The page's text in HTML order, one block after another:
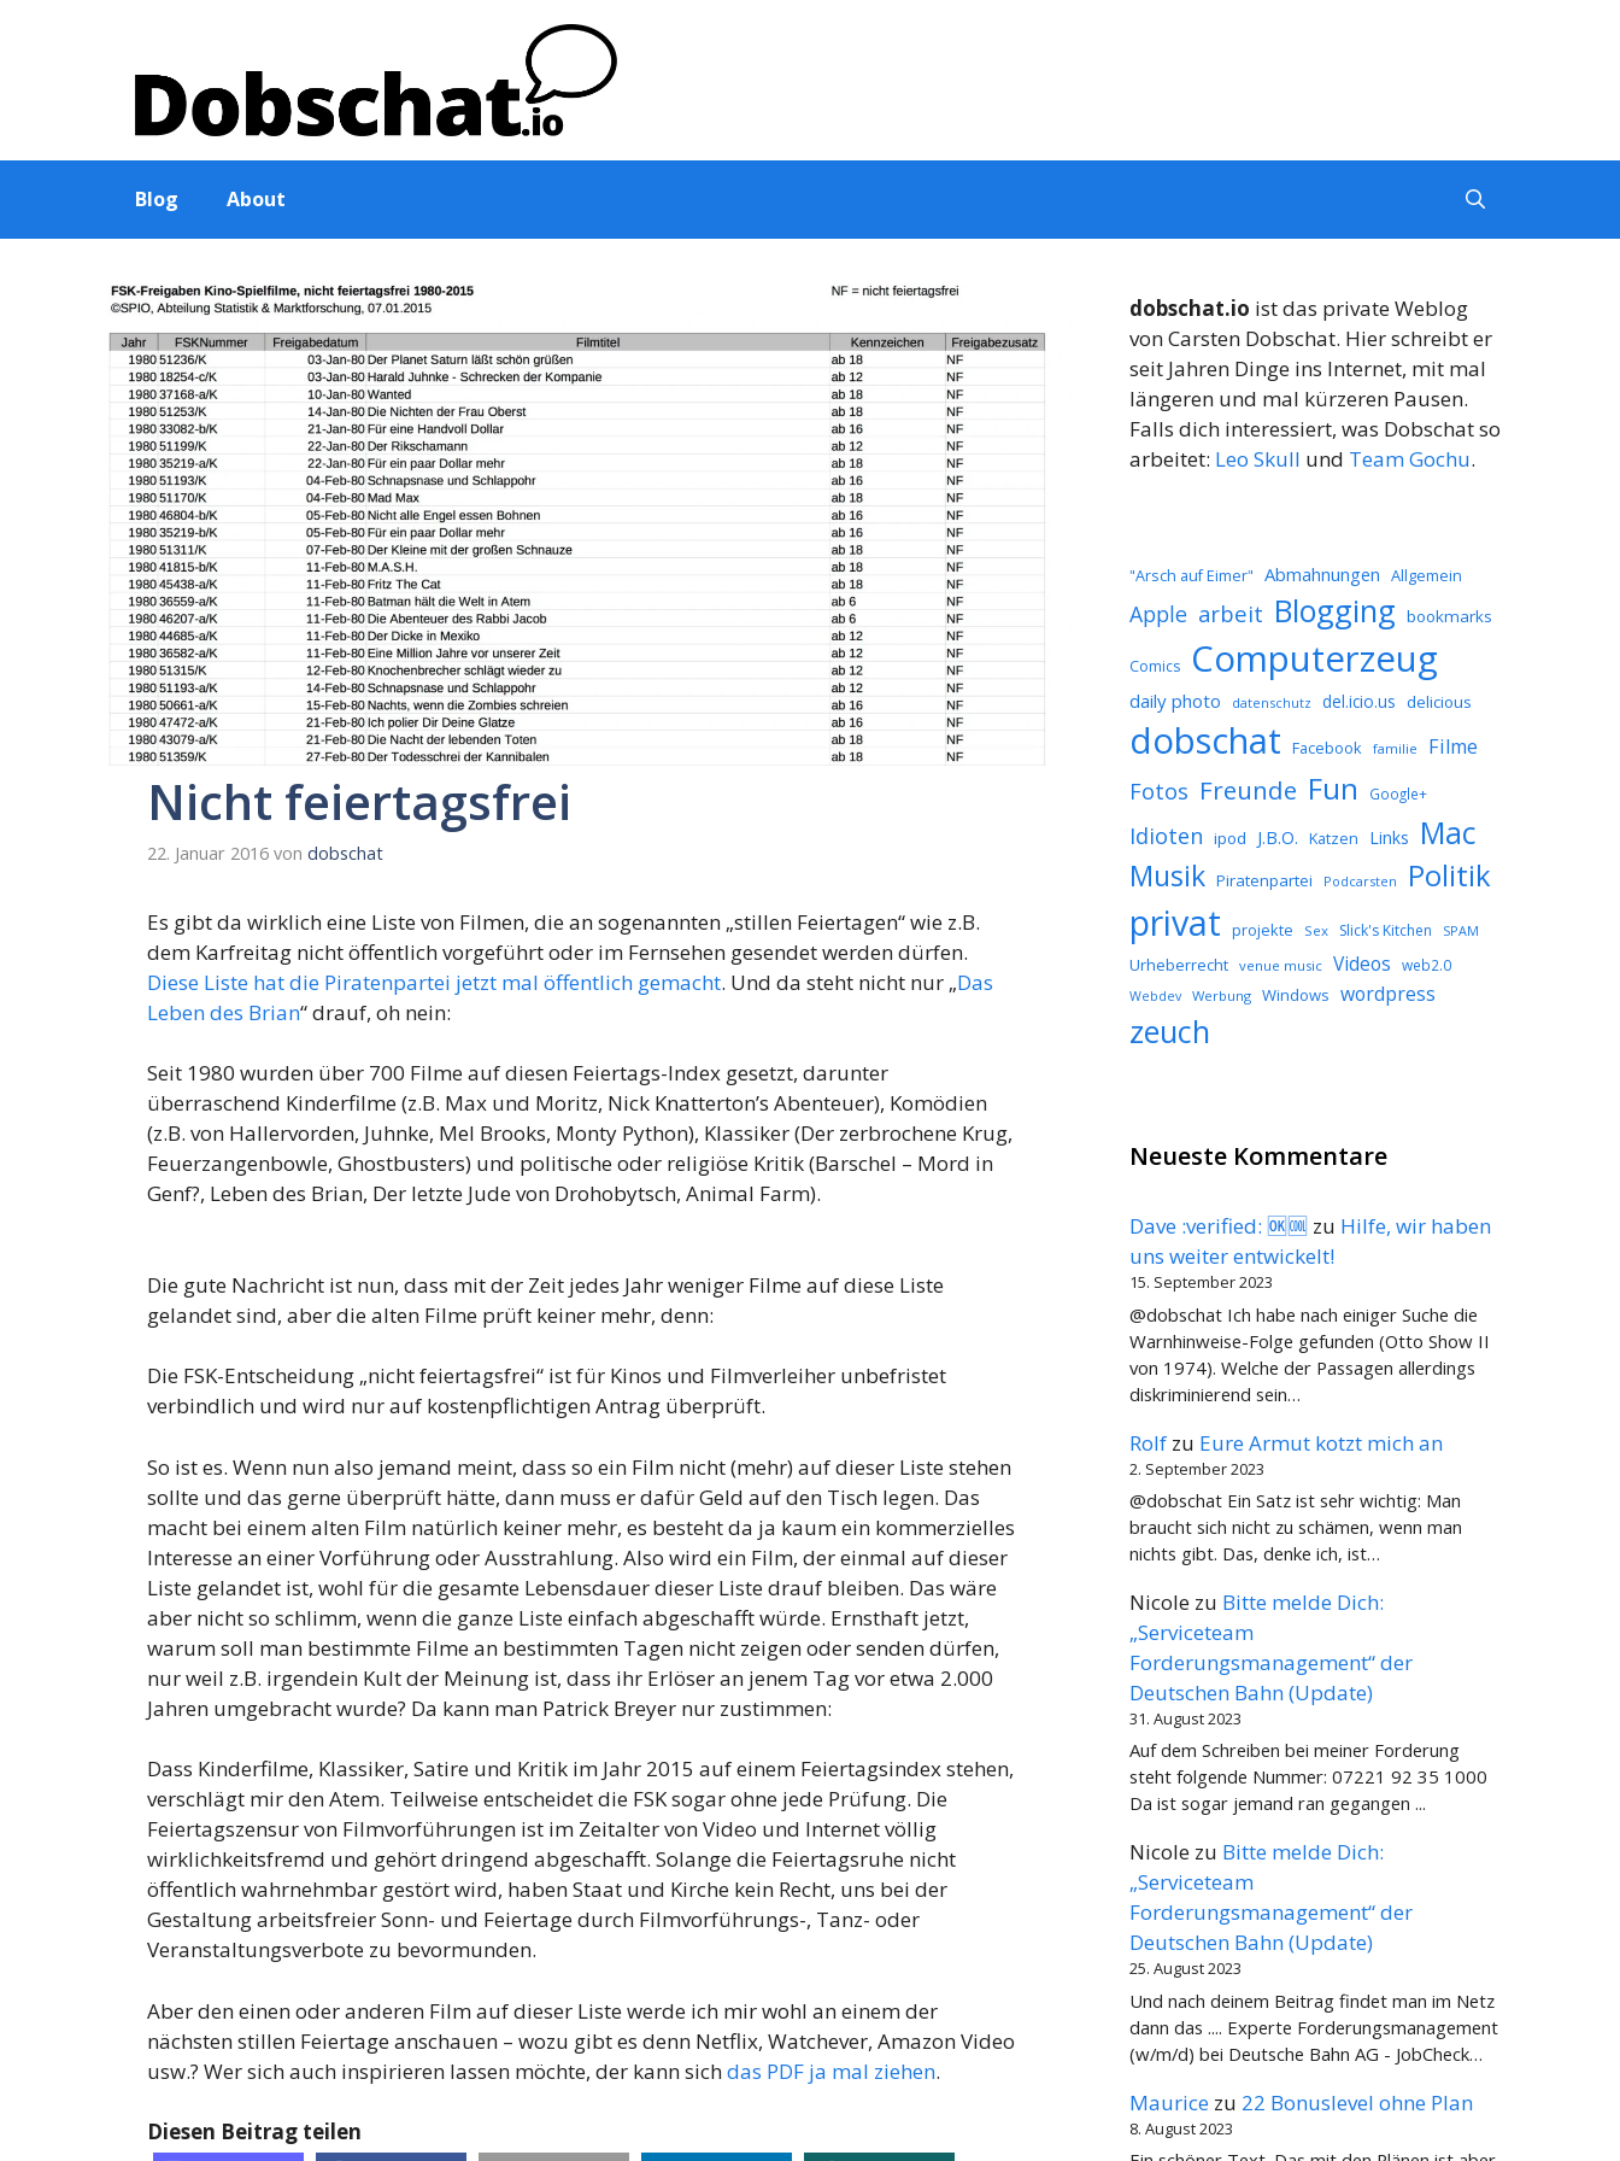
Blog About
Nicht feiertagsfrei
22. Januar 2016 von dobschat
Es gibt da wirklich eine Liste von Filmen, die an sogenannten „stillen Feiertagen“ wie z.B.
dem Karfreitag nicht öffentlich vorgeführt oder im Fernsehen gesendet werden dürfen.
Diese Liste hat die Piratenpartei jetzt mal öffentlich gemacht. Und da steht nicht nur „Das
Leben des Brian“ drauf, oh nein:
Seit 1980 wurden über 700 Filme auf diesen Feiertags-Index gesetzt, darunter
überraschend Kinderfilme (z.B. Max und Moritz, Nick Knatterton’s Abenteuer), Komödien
(z.B. von Hallervorden, Juhnke, Mel Brooks, Monty Python), Klassiker (Der zerbrochene Krug,
Feuerzangenbowle, Ghostbusters) und politische oder religiöse Kritik (Barschel – Mord in
Genf?, Leben des Brian, Der letzte Jude von Drohobytsch, Animal Farm).
Die gute Nachricht ist nun, dass mit der Zeit jedes Jahr weniger Filme auf diese Liste
gelandet sind, aber die alten Filme prüft keiner mehr, denn:
Die FSK-Entscheidung „nicht feiertagsfrei“ ist für Kinos und Filmverleiher unbefristet
verbindlich und wird nur auf kostenpflichtigen Antrag überprüft.
So ist es. Wenn nun also jemand meint, dass so ein Film nicht (mehr) auf dieser Liste stehen
sollte und das gerne überprüft hätte, dann muss er dafür Geld auf den Tisch legen. Das
macht bei einem alten Film natürlich keiner mehr, es besteht da ja kaum ein kommerzielles
Interesse an einer Vorführung oder Ausstrahlung. Also wird ein Film, der einmal auf dieser
Liste gelandet ist, wohl für die gesamte Lebensdauer dieser Liste drauf bleiben. Das wäre
aber nicht so schlimm, wenn die ganze Liste einfach abgeschafft würde. Ernsthaft jetzt,
warum soll man bestimmte Filme an bestimmten Tagen nicht zeigen oder senden dürfen,
nur weil z.B. irgendein Kult der Meinung ist, dass ihr Erlöser an jenem Tag vor etwa 2.000
Jahren umgebracht wurde? Da kann man Patrick Breyer nur zustimmen:
Dass Kinderfilme, Klassiker, Satire und Kritik im Jahr 2015 auf einem Feiertagsindex stehen,
verschlägt mir den Atem. Teilweise entscheidet die FSK sogar ohne jede Prüfung. Die
Feiertagszensur von Filmvorführungen ist im Zeitalter von Video und Internet völlig
wirklichkeitsfremd und gehört dringend abgeschafft. Solange die Feiertagsruhe nicht
öffentlich wahrnehmbar gestört wird, haben Staat und Kirche kein Recht, uns bei der
Gestaltung arbeitsfreier Sonn- und Feiertage durch Filmvorführungs-, Tanz- oder
Veranstaltungsverbote zu bevormunden.
Aber den einen oder anderen Film auf dieser Liste werde ich mir wohl an einem der
nächsten stillen Feiertage anschauen – wozu gibt es denn Netflix, Watchever, Amazon Video
usw.? Wer sich auch inspirieren lassen möchte, der kann sichdas PDF ja mal ziehen.
Diesen Beitrag teilen
dobschat.io ist das private Weblog
von Carsten Dobschat. Hier schreibt er
seit Jahren Dinge ins Internet, mit mal
längeren und mal kürzeren Pausen.
Falls dich interessiert, was Dobschat so
arbeitet: Leo Skull und Team Gochu.
"Arsch auf Eimer" Abmahnungen Allgemein
Apple arbeit Blogging bookmarks
Comics Computerzeug
daily photo datenschutz del.icio.us delicious
dobschat Facebook familie Filme
Fotos Freunde Fun Google+
Idioten ipod J.B.O. Katzen Links Mac
Musik Piratenpartei Podcarsten Politik
privat projekte Sex Slick's Kitchen SPAM
Urheberrecht venue music Videos web2.0
Webdev Werbung Windows wordpress
zeuch
Neueste Kommentare
Dave :verified: 🆗🆒 zu Hilfe, wir haben
uns weiter entwickelt!
15. September 2023
@dobschat Ich habe nach einiger Suche die
Warnhinweise-Folge gefunden (Otto Show II
von 1974). Welche der Passagen allerdings
diskriminierend sein…
Rolf zu Eure Armut kotzt mich an
2. September 2023
@dobschat Ein Satz ist sehr wichtig: Man
braucht sich nicht zu schämen, wenn man
nichts gibt. Das, denke ich, ist…
Nicole zu Bitte melde Dich:
„Serviceteam
Forderungsmanagement“ der
Deutschen Bahn (Update)
31. August 2023
Auf dem Schreiben bei meiner Forderung
steht folgende Nummer: 07221 92 35 1000
Da ist sogar jemand ran gegangen ...
Nicole zu Bitte melde Dich:
„Serviceteam
Forderungsmanagement“ der
Deutschen Bahn (Update)
25. August 2023
Und nach deinem Beitrag findet man im Netz
dann das .... Experte Forderungsmanagement
(w/m/d) bei Deutsche Bahn AG - JobCheck…
Maurice zu 22 Bonuslevel ohne Plan
8. August 2023